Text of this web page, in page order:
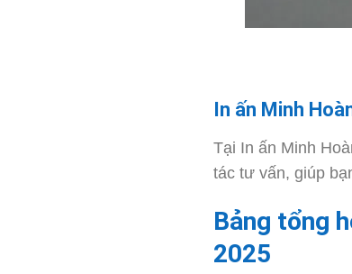
In ấn Minh
Tại In ấn Minh
tác tư vấn, giúp
Bảng tổng
2025